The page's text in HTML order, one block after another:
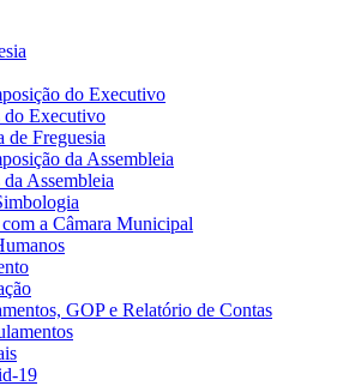
do Executivo
do Executivo
de Freguesia
da Assembleia
da Assembleia
a Câmara Municipal
GOP e Relatório de Contas
19